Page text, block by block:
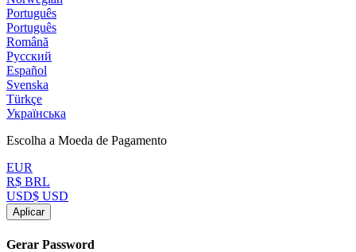
Português
Português
Română
Русский
Español
Svenska
Türkçe
Українська
Escolha a Moeda de Pagamento
EUR
R$ BRL
USD$ USD
Aplicar
Gerar Password